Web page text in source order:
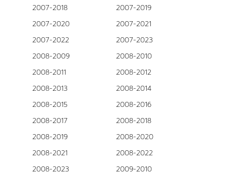
2007-2018
2007-2019
2007-2020
2007-2021
2007-2022
2007-2023
2008-2009
2008-2010
2008-2011
2008-2012
2008-2013
2008-2014
2008-2015
2008-2016
2008-2017
2008-2018
2008-2019
2008-2020
2008-2021
2008-2022
2008-2023
2009-2010